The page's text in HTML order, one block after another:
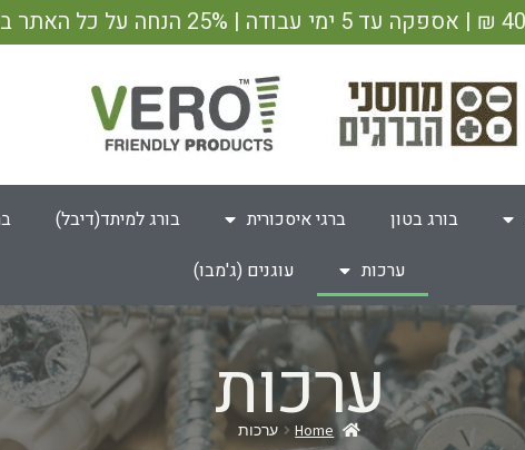
בורג בטון ברגי איסכורית בורג למיתד(דיבל)
ערכות
עוגנים (ג'מבו)
ערכות
Home ערכות